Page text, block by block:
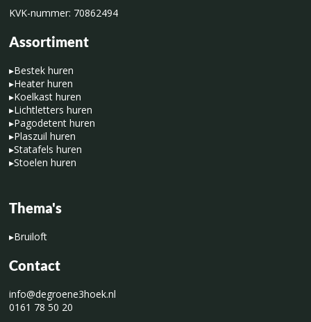
KVK-nummer: 70862494
Assortiment
▸Bestek huren
▸Heater huren
▸Koelkast huren
▸Lichtletters huren
▸Pagodetent huren
▸Plaszuil huren
▸Statafels huren
▸Stoelen huren
Thema's
▸Bruiloft
Contact
info@degroene3hoek.nl
0161 78 50 20